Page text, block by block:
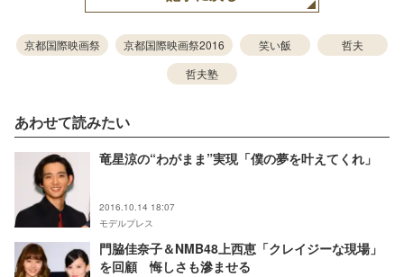
京都国際映画祭 京都国際映画祭2016 笑い飯
哲夫
哲夫塾
あわせて読みたい
竜星涼の“わがまま”実現「僕の夢を叶えてくれ」
2016.10.14 18:07
モデルプレス
門脇佳奈子＆NMB48上西恵「クレイジーな現場」
を回顧 悔しさも滲ませる